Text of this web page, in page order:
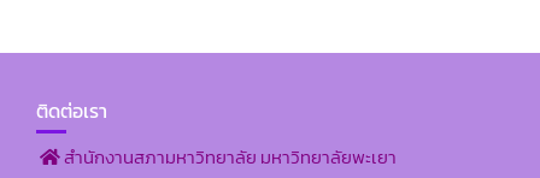
ติดต่อเรา
สำนักงานสภามหาวิทยาลัย มหาวิทยาลัยพะเยา